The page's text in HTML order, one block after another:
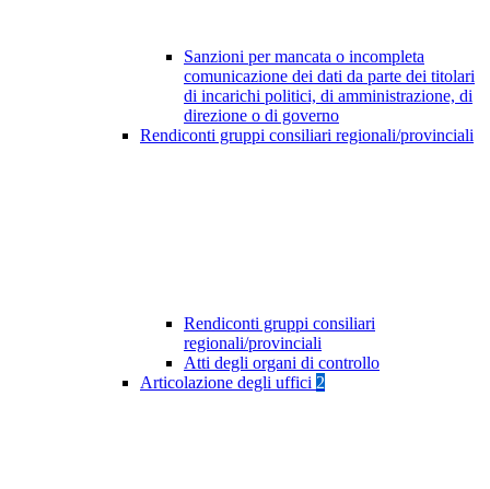
Sanzioni per mancata o incompleta
comunicazione dei dati da parte dei titolari
di incarichi politici, di amministrazione, di
direzione o di governo
Rendiconti gruppi consiliari regionali/provinciali
Rendiconti gruppi consiliari
regionali/provinciali
Atti degli organi di controllo
Articolazione degli uffici 2